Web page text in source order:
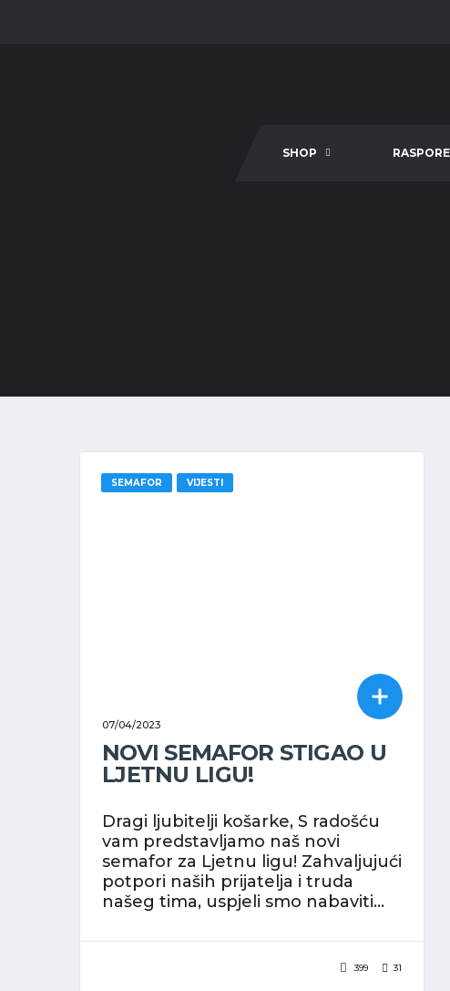
SHOP
SEMAFOR VIJESTI
07/04/2023
NOVI SEMAFOR STIGAO U
LJETNU LIGU!
Dragi ljubitelji košarke, S radošću
vam predstavljamo naš novi
semafor za Ljetnu ligu! Zahvaljujući
potpori naših prijatelja i truda
našeg tima, uspjeli smo nabaviti...
399 31